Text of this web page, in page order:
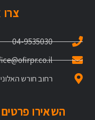
04-9535030
רחוב חורש האלונים 12, רמת
השאירו